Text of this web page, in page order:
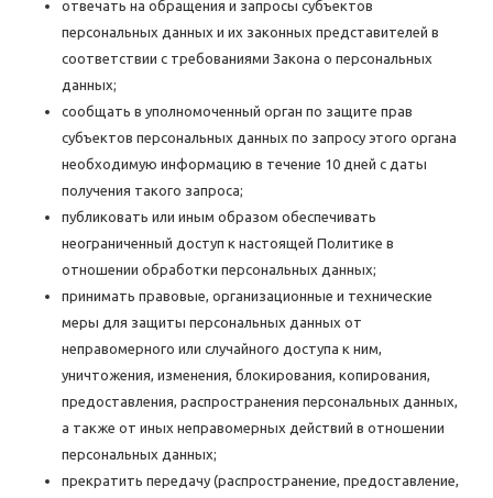
отвечать на обращения и запросы субъектов
персональных данных и их законных представителей в
соответствии с требованиями Закона о персональных
данных;
сообщать в уполномоченный орган по защите прав
субъектов персональных данных по запросу этого органа
необходимую информацию в течение 10 дней с даты
получения такого запроса;
публиковать или иным образом обеспечивать
неограниченный доступ к настоящей Политике в
отношении обработки персональных данных;
принимать правовые, организационные и технические
меры для защиты персональных данных от
неправомерного или случайного доступа к ним,
уничтожения, изменения, блокирования, копирования,
предоставления, распространения персональных данных,
а также от иных неправомерных действий в отношении
персональных данных;
прекратить передачу (распространение, предоставление,